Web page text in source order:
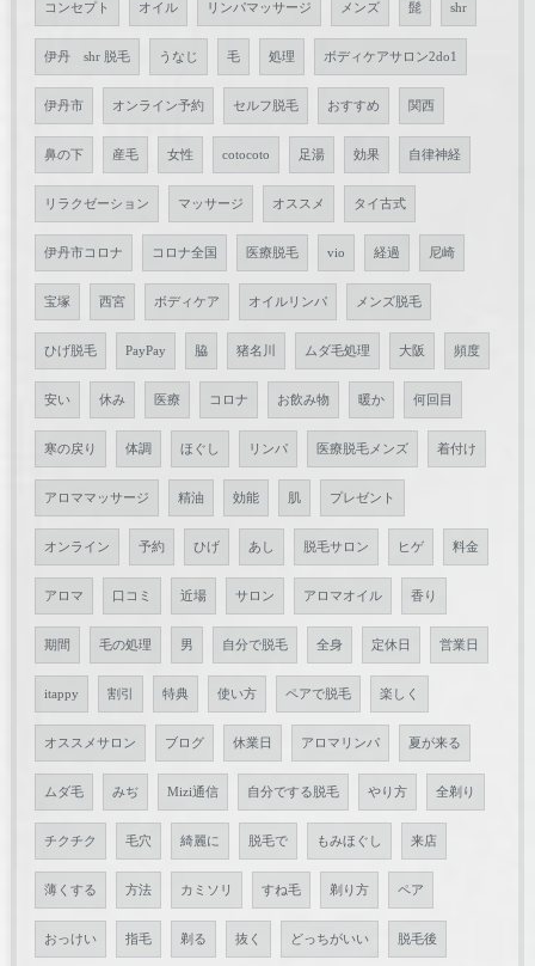
コンセプト オイル リンパマッサージ メンズ 髭 shr
伊丹 shr 脱毛 うなじ 毛 処理 ボディケアサロン2do1
伊丹市 オンライン予約 セルフ脱毛 おすすめ 関西
鼻の下 産毛 女性 cotocoto 足湯 効果 自律神経
リラクゼーション マッサージ オススメ タイ古式
伊丹市コロナ コロナ全国 医療脱毛 vio 経過 尼崎
宝塚 西宮 ボディケア オイルリンパ メンズ脱毛
ひげ脱毛 PayPay 脇 猪名川 ムダ毛処理 大阪 頻度
安い 休み 医療 コロナ お飲み物 暖か 何回目
寒の戻り 体調 ほぐし リンパ 医療脱毛メンズ 着付け
アロママッサージ 精油 効能 肌 プレゼント
オンライン 予約 ひげ あし 脱毛サロン ヒゲ 料金
アロマ 口コミ 近場 サロン アロマオイル 香り
期間 毛の処理 男 自分で脱毛 全身 定休日 営業日
itappy 割引 特典 使い方 ペアで脱毛 楽しく
オススメサロン ブログ 休業日 アロマリンパ 夏が来る
ムダ毛 みぢ Mizi通信 自分でする脱毛 やり方 全剃り
チクチク 毛穴 綺麗に 脱毛で もみほぐし 来店
薄くする 方法 カミソリ すね毛 剃り方 ペア
おっけい 指毛 剃る 抜く どっちがいい 脱毛後